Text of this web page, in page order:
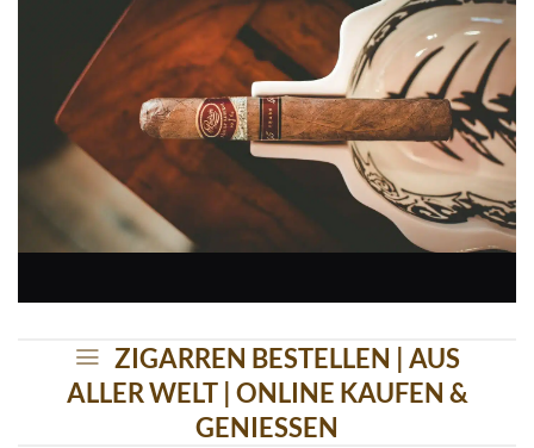
ZIGARREN BESTELLEN | AUS
ALLER WELT | ONLINE KAUFEN &
GENIESSEN